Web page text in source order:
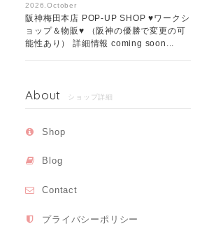
2026.October
阪神梅田本店 POP-UP SHOP ♥ワークシ
ョップ＆物販♥ （阪神の優勝で変更の可
能性あり） 詳細情報 coming soon...
About ショップ詳細
Shop
Blog
Contact
プライバシーポリシー